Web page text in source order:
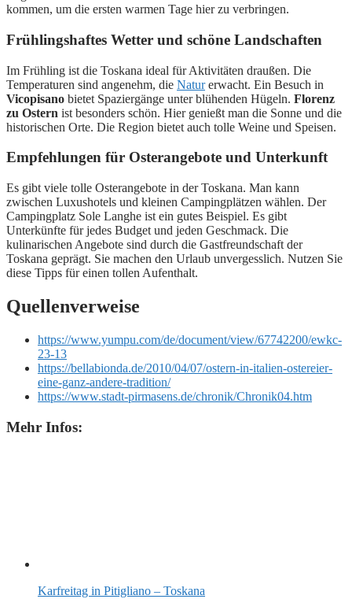
kommen, um die ersten warmen Tage hier zu verbringen.
Frühlingshaftes Wetter und schöne Landschaften
Im Frühling ist die Toskana ideal für Aktivitäten draußen. Die
Temperaturen sind angenehm, die Naturerwacht. Ein Besuch in
Vicopisano bietet Spaziergänge unter blühenden Hügeln. Florenz
zu Ostern ist besonders schön. Hier genießt man die Sonne und die
historischen Orte. Die Region bietet auch tolle Weine und Speisen.
Empfehlungen für Osterangebote und Unterkunft
Es gibt viele tolle Osterangebote in der Toskana. Man kann
zwischen Luxushotels und kleinen Campingplätzen wählen. Der
Campingplatz Sole Langhe ist ein gutes Beispiel. Es gibt
Unterkünfte für jedes Budget und jeden Geschmack. Die
kulinarischen Angebote sind durch die Gastfreundschaft der
Toskana geprägt. Sie machen den Urlaub unvergesslich. Nutzen Sie
diese Tipps für einen tollen Aufenthalt.
Quellenverweise
https://www.yumpu.com/de/document/view/67742200/ewkc-
23-13
https://bellabionda.de/2010/04/07/ostern-in-italien-ostereier-
eine-ganz-andere-tradition/
https://www.stadt-pirmasens.de/chronik/Chronik04.htm
Mehr Infos:
Karfreitag in Pitigliano – Toskana